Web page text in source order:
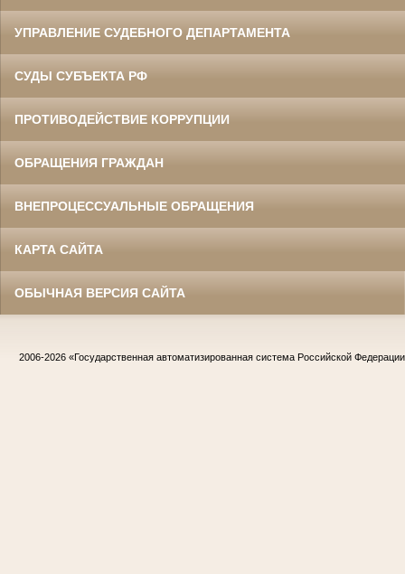
УПРАВЛЕНИЕ СУДЕБНОГО ДЕПАРТАМЕНТА
СУДЫ СУБЪЕКТА РФ
ПРОТИВОДЕЙСТВИЕ КОРРУПЦИИ
ОБРАЩЕНИЯ ГРАЖДАН
ВНЕПРОЦЕССУАЛЬНЫЕ ОБРАЩЕНИЯ
КАРТА САЙТА
ОБЫЧНАЯ ВЕРСИЯ САЙТА
2006-2026 «Государственная автоматизированная система Российской